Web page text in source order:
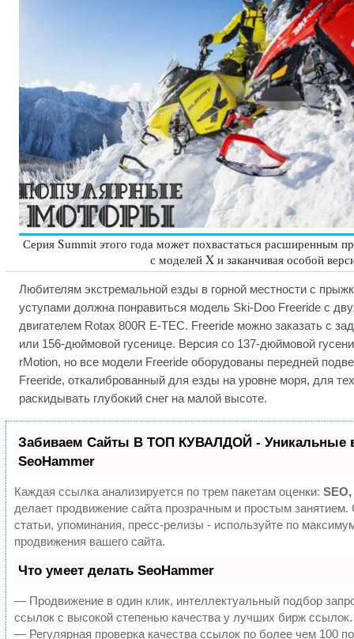
Серия Summit этого года может похвастаться расширенным
с моделей X и заканчивая особой
Любителям экстремальной езды в горной местности с
уступами должна понравиться модель Ski-Doo Freeride c
двигателем Rotax 800R E-TEC. Freeride можно заказать с
или 156-дюймовой гусенице. Версия со 137-дюймовой
rMotion, но все модели Freeride оборудованы передней
Freeride, откалиброванный для езды на уровне моря, для
раскидывать глубокий снег на малой высоте.
Забиваем Сайты В ТОП КУВАЛДОЙ - Уникальные
SeoHammer
Каждая ссылка анализируется по трем пакетам оценки:
делает продвижение сайта прозрачным и простым
статьи, упоминания, пресс-релизы - используйте по
продвижения вашего сайта.
Что умеет делать SeoHammer
— Продвижение в один клик, интеллектуальный подбор
ссылок с высокой степенью качества у лучших бирж ссылок.
— Регулярная проверка качества ссылок по более чем 100